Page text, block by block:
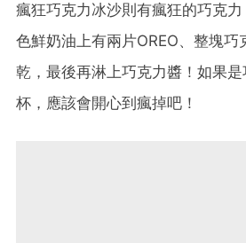
瘋狂巧克力冰沙則有瘋狂的巧克
色鮮奶油上有兩片OREO、整塊巧
乾，最後再淋上巧克力醬！如果
杯，應該會開心到瘋掉吧！